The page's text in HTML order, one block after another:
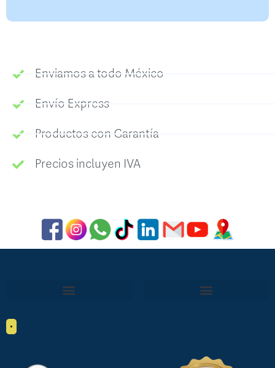
Enviamos a todo México
Envío Express
Productos con Garantía
Precios incluyen IVA
•